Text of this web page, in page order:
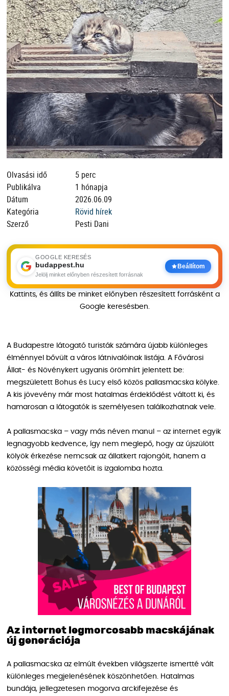
Olvasási idő
5 perc
Publikálva
1 hónapja
Dátum
2026.06.09
Kategória
Rövid hírek
Szerző
Pesti Dani
GOOGLE KERESÉS
budappest.hu
Jelölj minket előnyben részesített forrásnak
Beállítom
Kattints, és állíts be minket előnyben részesített forrásként a
Google keresésben.
A Budapestre látogató turisták számára újabb különleges
élménnyel bővült a város látnivalóinak listája. A Fővárosi
Állat- és Növénykert ugyanis örömhírt jelentett be:
megszületett Bohus és Lucy első közös pallasmacska kölyke.
A kis jövevény már most hatalmas érdeklődést váltott ki, és
hamarosan a látogatók is személyesen találkozhatnak vele.
A pallasmacska – vagy más néven manul – az internet egyik
legnagyobb kedvence, így nem meglepő, hogy az újszülött
kölyök érkezése nemcsak az állatkert rajongóit, hanem a
közösségi média követőit is izgalomba hozta.
Az internet legmorcosabb macskájának
új generációja
A pallasmacska az elmúlt években világszerte ismertté vált
különleges megjelenésének köszönhetően. Hatalmas
bundája, jellegzetesen mogorva arckifejezése és